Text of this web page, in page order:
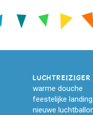
LUCHTREIZIGER
warme douche
feestelijke landing
nieuwe